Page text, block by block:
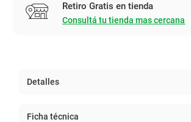
Retiro Gratis en tienda
Consultá tu tienda mas cercana
Detalles
Ficha técnica